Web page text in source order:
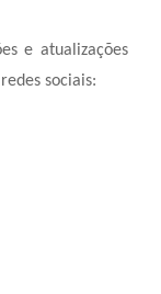
e atualizações
sociais: